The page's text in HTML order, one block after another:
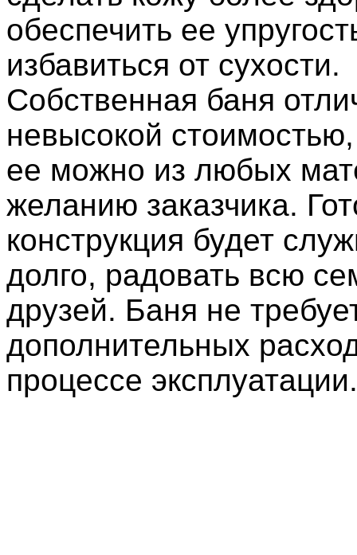
обеспечить ее
избавиться от сухости.
Собственная баня
невысокой
ее можно из любых
желанию заказчика.
конструкция будет
долго, радовать всю
друзей. Баня не
дополнительных
процессе эксплуатации.